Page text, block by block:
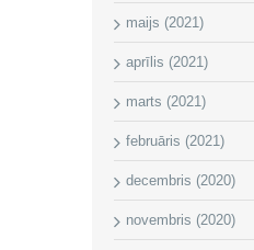
maijs (2021)
aprīlis (2021)
marts (2021)
februāris (2021)
decembris (2020)
novembris (2020)